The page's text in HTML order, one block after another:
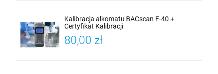
Kalibracja alkomatu BACscan F-40 +
Certyfikat Kalibracji
80,00 zł